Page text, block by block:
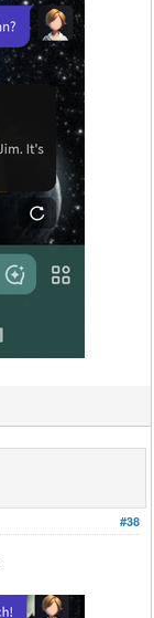
#38